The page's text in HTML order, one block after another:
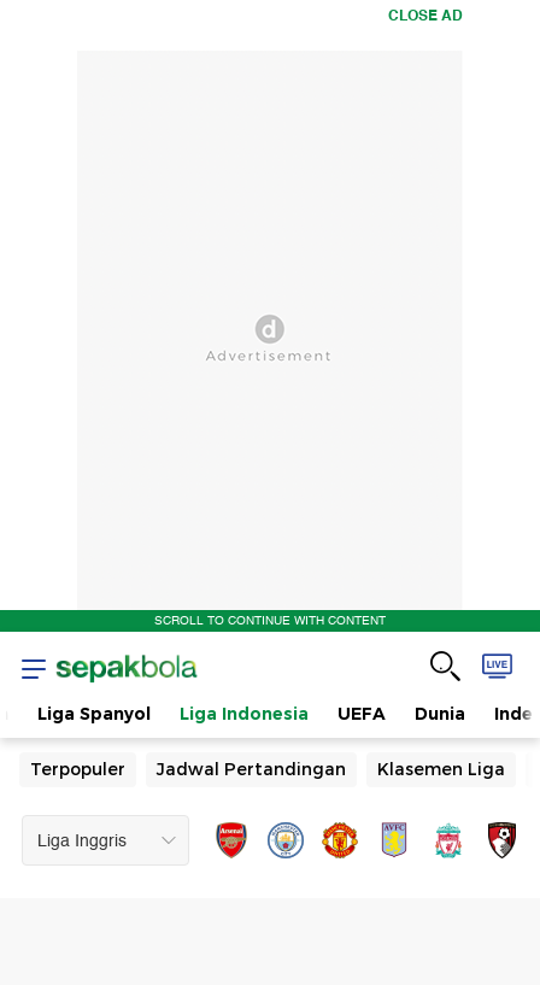
CLOSE AD
SCROLL TO CONTINUE WITH CONTENT
Liga Spanyol Liga Indonesia UEFA Dunia
Terpopuler Jadwal Pertandingan Klasemen Liga